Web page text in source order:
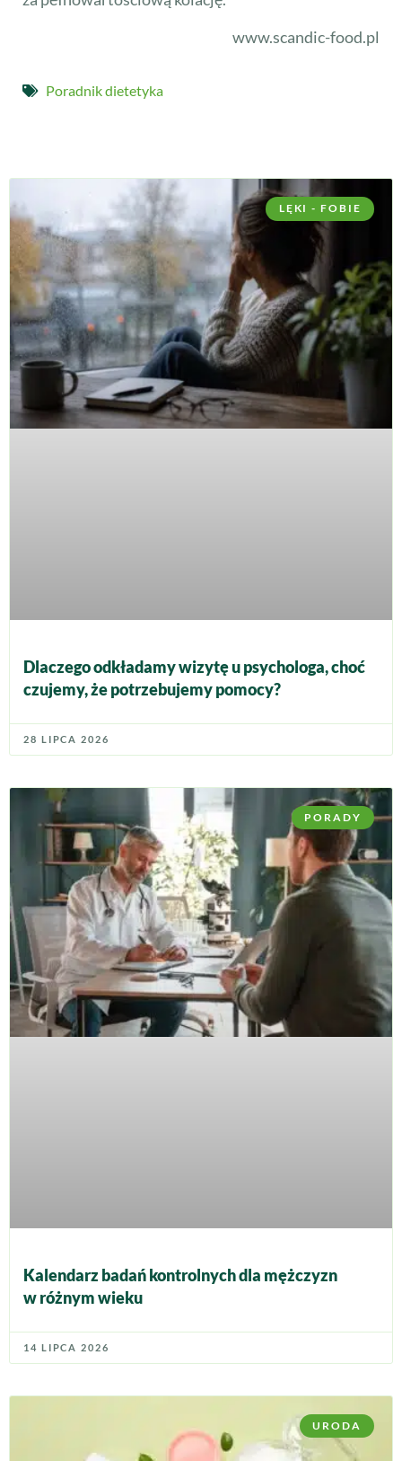
www.scandic-food.pl
Poradnik dietetyka
LĘKI - FOBIE
Dlaczego odkładamy wizytę u psychologa, choć
czujemy, że potrzebujemy pomocy?
28 LIPCA 2026
PORADY
Kalendarz badań kontrolnych dla mężczyzn
w różnym wieku
14 LIPCA 2026
URODA